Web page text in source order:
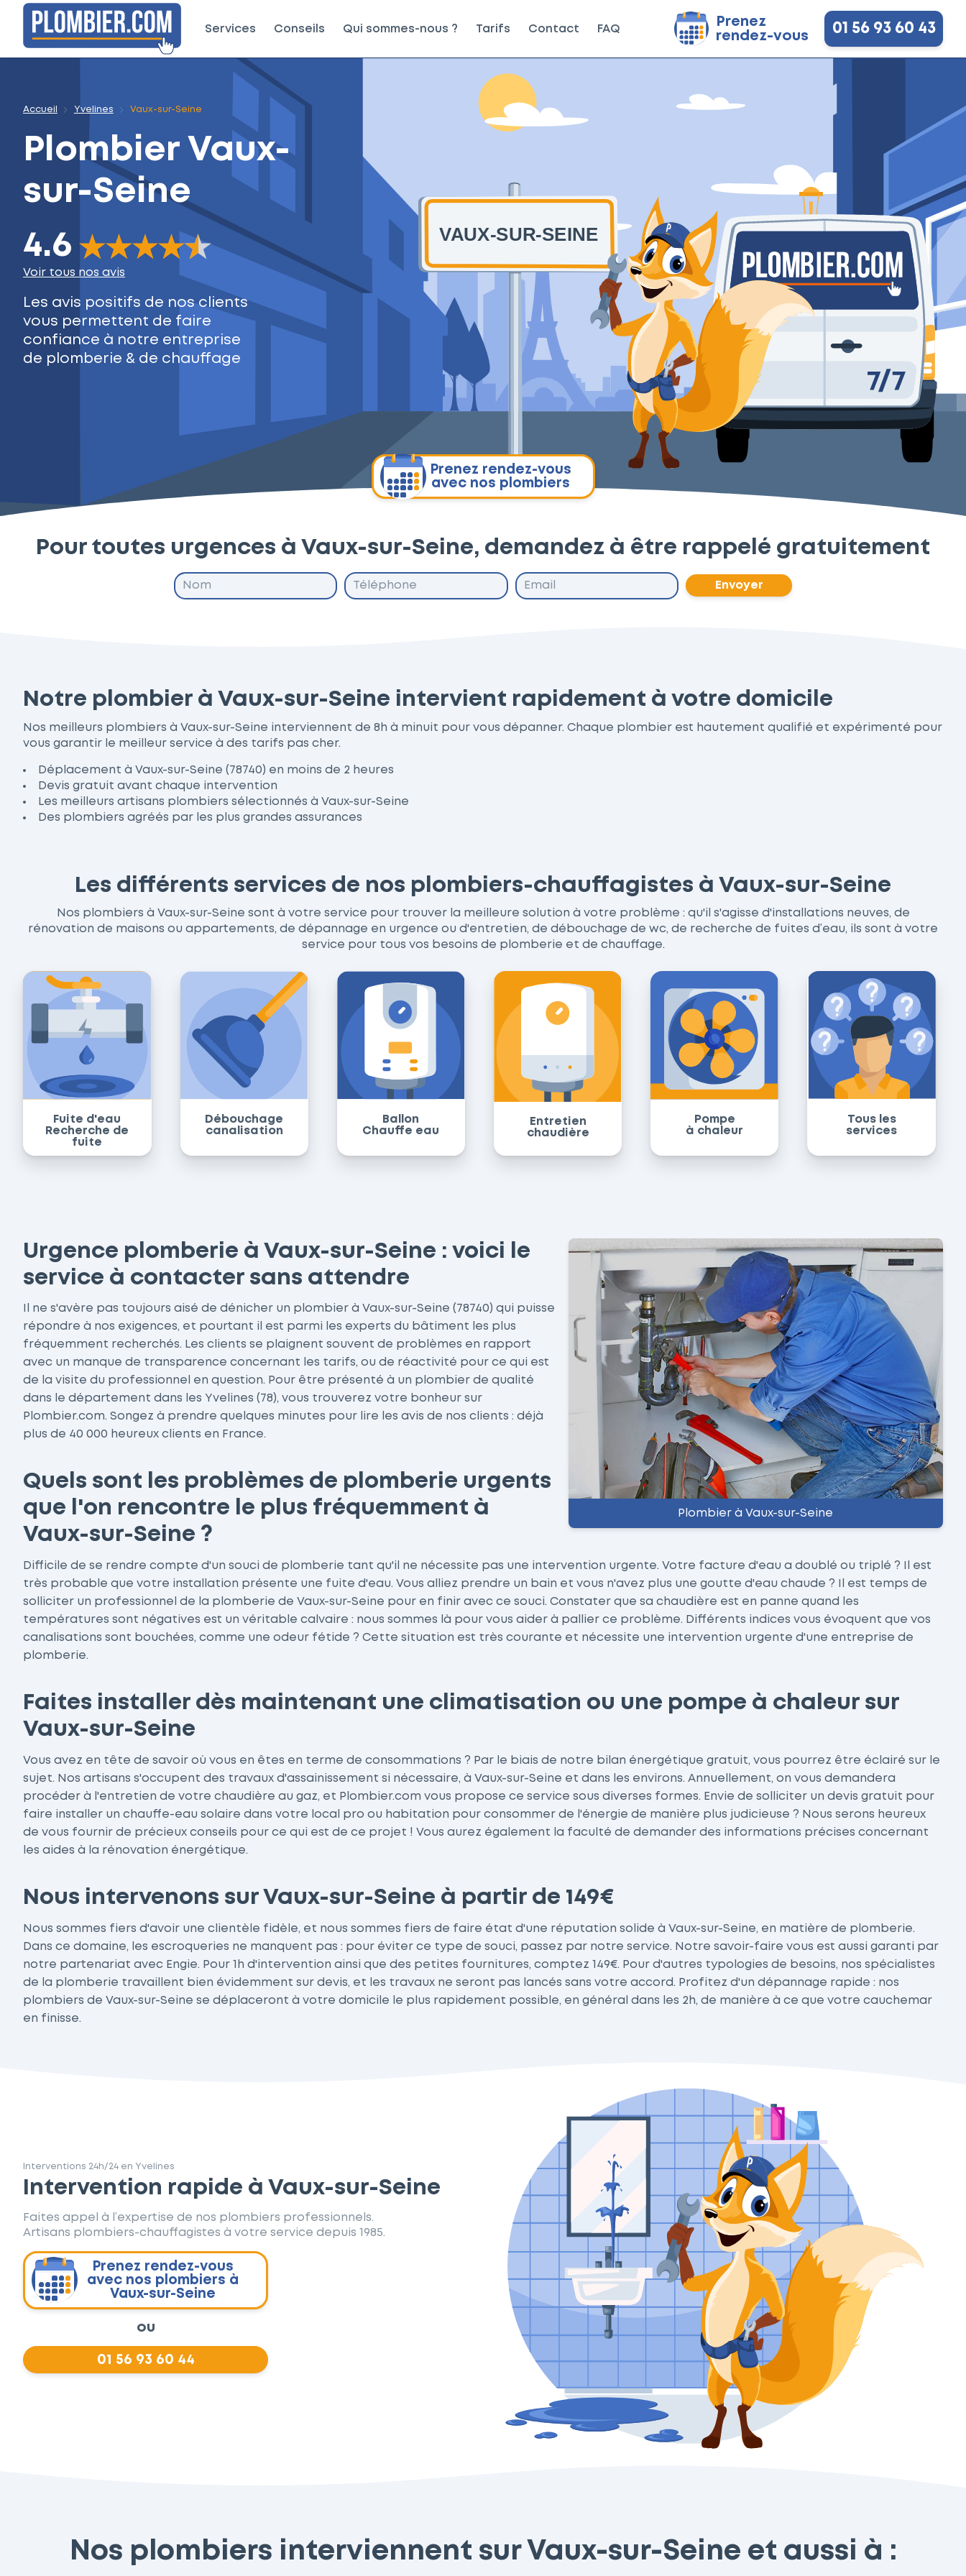
Services Conseils Qui sommes-nous ? Tarifs Contact FAQ
Prenez
rendez-vous
01 56 93 60 43
Accueil Yvelines Vaux-sur-Seine
Plombier Vaux-
sur-Seine
4.6
The rating of this product is4.6out of 5
Voir tous nos avis
Les avis positifs de nos clients
vous permettent de faire
confiance à notre entreprise
de plomberie & de chauffage
Prenez rendez-vous
avec nos plombiers
VAUX-SUR-SEINE
Pour toutes urgences à Vaux-sur-Seine, demandez à être rappelé gratuitement
Envoyer
Notre plombier à Vaux-sur-Seine intervient rapidement à votre domicile
Nos meilleurs plombiers à Vaux-sur-Seine interviennent de 8h à minuit pour vous dépanner. Chaque plombier est hautement qualifié et expérimenté pour
vous garantir le meilleur service à des tarifs pas cher.
Déplacement à Vaux-sur-Seine (78740) en moins de 2 heures
Devis gratuit avant chaque intervention
Les meilleurs artisans plombiers sélectionnés à Vaux-sur-Seine
Des plombiers agréés par les plus grandes assurances
Les différents services de nos plombiers-chauffagistes à Vaux-sur-Seine
Nos plombiers à Vaux-sur-Seine sont à votre service pour trouver la meilleure solution à votre problème : qu'il s'agisse d'installations neuves, de
rénovation de maisons ou appartements, de dépannage en urgence ou d'entretien, de débouchage de wc, de recherche de fuites d’eau, ils sont à votre
service pour tous vos besoins de plomberie et de chauffage.
Fuite d'eau
Recherche de
fuite
Débouchage
canalisation
Ballon
Chauffe eau
Entretien
chaudière
Pompe
à chaleur
Tous les
services
Plombier à Vaux-sur-Seine
Urgence plomberie à Vaux-sur-Seine : voici le
service à contacter sans attendre
Il ne s'avère pas toujours aisé de dénicher un plombier à Vaux-sur-Seine (78740) qui puisse
répondre à nos exigences, et pourtant il est parmi les experts du bâtiment les plus
fréquemment recherchés. Les clients se plaignent souvent de problèmes en rapport
avec un manque de transparence concernant les tarifs, ou de réactivité pour ce qui est
de la visite du professionnel en question. Pour être présenté à un plombier de qualité
dans le département dans les Yvelines (78), vous trouverez votre bonheur sur
Plombier.com. Songez à prendre quelques minutes pour lire les avis de nos clients : déjà
plus de 40 000 heureux clients en France.
Quels sont les problèmes de plomberie urgents
que l'on rencontre le plus fréquemment à
Vaux-sur-Seine ?
Difficile de se rendre compte d'un souci de plomberie tant qu'il ne nécessite pas une intervention urgente. Votre facture d'eau a doublé ou triplé ? Il est
très probable que votre installation présente une fuite d'eau. Vous alliez prendre un bain et vous n'avez plus une goutte d'eau chaude ? Il est temps de
solliciter un professionnel de la plomberie de Vaux-sur-Seine pour en finir avec ce souci. Constater que sa chaudière est en panne quand les
températures sont négatives est un véritable calvaire : nous sommes là pour vous aider à pallier ce problème. Différents indices vous évoquent que vos
canalisations sont bouchées, comme une odeur fétide ? Cette situation est très courante et nécessite une intervention urgente d'une entreprise de
plomberie.
Faites installer dès maintenant une climatisation ou une pompe à chaleur sur
Vaux-sur-Seine
Vous avez en tête de savoir où vous en êtes en terme de consommations ? Par le biais de notre bilan énergétique gratuit, vous pourrez être éclairé sur le
sujet. Nos artisans s'occupent des travaux d'assainissement si nécessaire, à Vaux-sur-Seine et dans les environs. Annuellement, on vous demandera
procéder à l'entretien de votre chaudière au gaz, et Plombier.com vous propose ce service sous diverses formes. Envie de solliciter un devis gratuit pour
faire installer un chauffe-eau solaire dans votre local pro ou habitation pour consommer de l'énergie de manière plus judicieuse ? Nous serons heureux
de vous fournir de précieux conseils pour ce qui est de ce projet ! Vous aurez également la faculté de demander des informations précises concernant
les aides à la rénovation énergétique.
Nous intervenons sur Vaux-sur-Seine à partir de 149€
Nous sommes fiers d'avoir une clientèle fidèle, et nous sommes fiers de faire état d'une réputation solide à Vaux-sur-Seine, en matière de plomberie.
Dans ce domaine, les escroqueries ne manquent pas : pour éviter ce type de souci, passez par notre service. Notre savoir-faire vous est aussi garanti par
notre partenariat avec Engie. Pour 1h d'intervention ainsi que des petites fournitures, comptez 149€. Pour d'autres typologies de besoins, nos spécialistes
de la plomberie travaillent bien évidemment sur devis, et les travaux ne seront pas lancés sans votre accord. Profitez d'un dépannage rapide : nos
plombiers de Vaux-sur-Seine se déplaceront à votre domicile le plus rapidement possible, en général dans les 2h, de manière à ce que votre cauchemar
en finisse.
Interventions 24h/24 en Yvelines
Intervention rapide à Vaux-sur-Seine
Faites appel à l’expertise de nos plombiers professionnels.
Artisans plombiers-chauffagistes à votre service depuis 1985.
Prenez rendez-vous
avec nos plombiers à
Vaux-sur-Seine
ou
01 56 93 60 44
Nos plombiers interviennent sur Vaux-sur-Seine et aussi à :